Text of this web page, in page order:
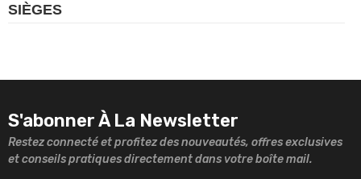
SIÈGES
S'abonner À La Newsletter
Restez connecté et profitez des nouveautés, offres exclusives
et conseils pratiques directement dans votre boîte mail.